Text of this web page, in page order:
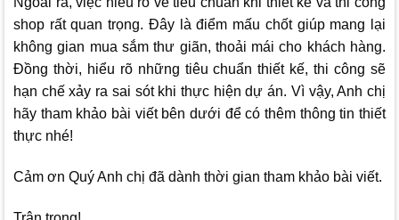
shop rất quan trọng. Đây là điểm mấu chốt giúp mang lại
không gian mua sắm thư giãn, thoải mái cho khách hàng.
Đồng thời, hiểu rõ những tiêu chuẩn thiết kế, thi công sẽ
hạn chế xảy ra sai sót khi thực hiện dự án. Vì vậy, Anh chị
hãy tham khảo bài viết bên dưới để có thêm thông tin thiết
thực nhé!
Cảm ơn Quý Anh chị đã dành thời gian tham khảo bài viết.